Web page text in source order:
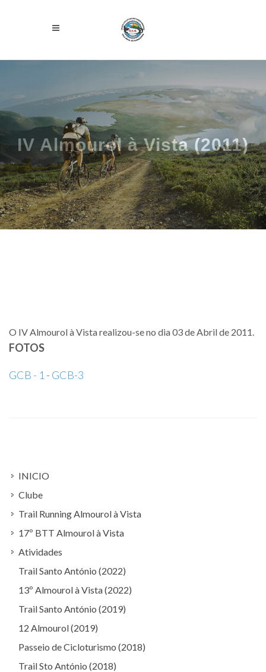
IV Almourol à Vista (2011)
O IV Almourol à Vista realizou-se no dia 03 de Abril de 2011.
FOTOS
GCB - 1 - GCB-3
INICIO
Clube
Trail Running Almourol à Vista
17º BTT Almourol à Vista
Atividades
Trail Santo António (2022)
13º Almourol à Vista (2022)
Trail Santo António (2019)
12 Almourol (2019)
Passeio de Cicloturismo (2018)
Trail Sto António (2018)